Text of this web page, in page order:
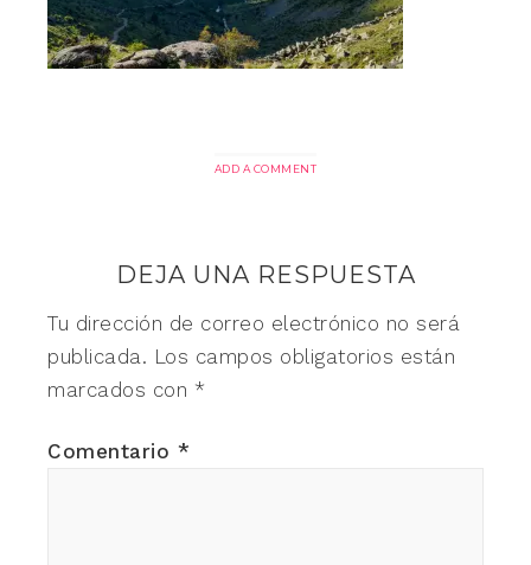
ADD A COMMENT
DEJA UNA RESPUESTA
Tu dirección de correo electrónico no será
publicada. Los campos obligatorios están
marcados con *
Comentario *